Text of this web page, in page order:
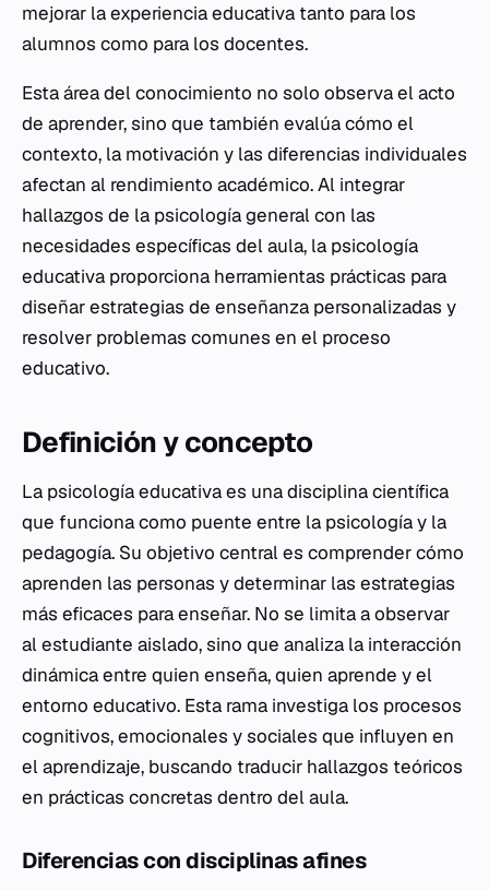
mejorar la experiencia educativa tanto para los
alumnos como para los docentes.
Esta área del conocimiento no solo observa el acto
de aprender, sino que también evalúa cómo el
contexto, la motivación y las diferencias individuales
afectan al rendimiento académico. Al integrar
hallazgos de la psicología general con las
necesidades específicas del aula, la psicología
educativa proporciona herramientas prácticas para
diseñar estrategias de enseñanza personalizadas y
resolver problemas comunes en el proceso
educativo.
Definición y concepto
La psicología educativa es una disciplina científica
que funciona como puente entre la psicología y la
pedagogía. Su objetivo central es comprender cómo
aprenden las personas y determinar las estrategias
más eficaces para enseñar. No se limita a observar
al estudiante aislado, sino que analiza la interacción
dinámica entre quien enseña, quien aprende y el
entorno educativo. Esta rama investiga los procesos
cognitivos, emocionales y sociales que influyen en
el aprendizaje, buscando traducir hallazgos teóricos
en prácticas concretas dentro del aula.
Diferencias con disciplinas afines